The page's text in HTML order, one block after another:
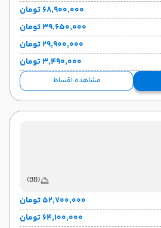
۶۸٬۹۰۰٬۰۰۰ تومان
۳۹٬۶۵۰٬۰۰۰ تومان
۲۹٬۹۰۰٬۰۰۰ تومان
۳٬۴۹۰٬۰۰۰ تومان
مشاهده اقساط
(BB)
۵۲٬۷۰۰٬۰۰۰ تومان
۶۴٬۱۰۰٬۰۰۰ تومان